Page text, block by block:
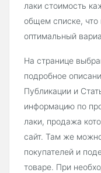
лаки стоимость
общем списке, что
оптимальный
На странице
подробное
Публикации и
информацию по
лаки, продажа
сайт. Там же
покупателей и
товаре. При